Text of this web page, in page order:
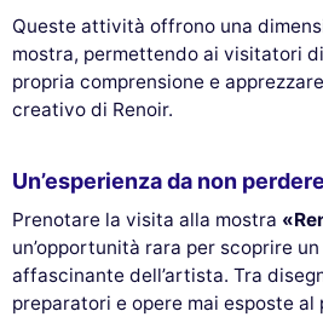
Queste attività offrono una
mostra, permettendo ai visitatori
propria comprensione e
creativo di Renoir.
Un’esperienza da non perdere
Prenotare la visita alla mostra
un’opportunità rara per scoprire
affascinante dell’artista. Tra
preparatori e opere mai esposte